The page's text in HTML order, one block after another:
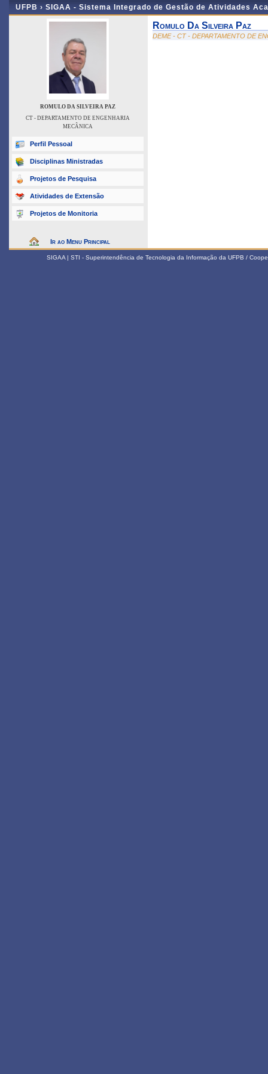
UFPB › SIGAA - Sistema Integrado de Gestão de Atividades
ROMULO DA SILVEIRA PAZ
CT - DEPARTAMENTO DE ENGENHARIA
MECÂNICA
Perfil Pessoal
Disciplinas Ministradas
Projetos de Pesquisa
Atividades de Extensão
Projetos de Monitoria
Ir ao Menu Principal
Romulo Da Silveira Paz
DEME - CT - DEPARTAMENTO DE
SIGAA | STI - Superintendência de Tecnologia da Informação da UFPB /